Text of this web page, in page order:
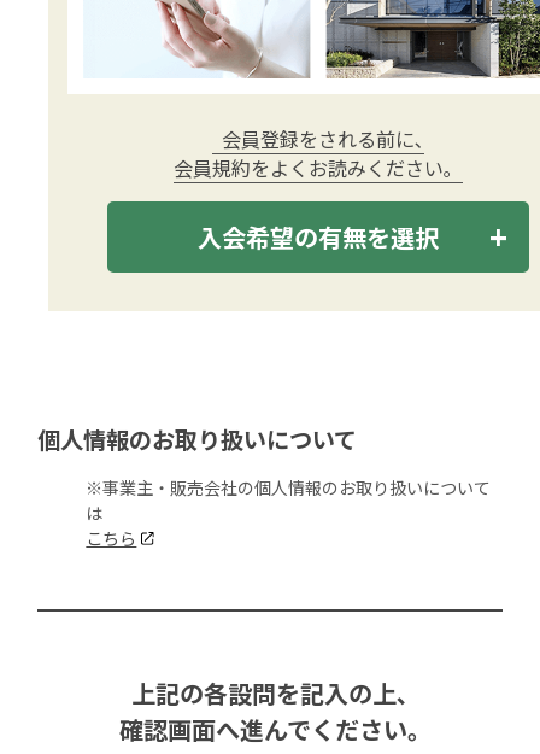
会員登録をされる前に､
会員規約をよくお読みください｡
入会希望の有無を選択
個人情報のお取り扱いについて
※事業主・販売会社の個人情報のお取り扱いについて
は
こちら
上記の各設問を記入の上､
確認画面へ進んでください｡